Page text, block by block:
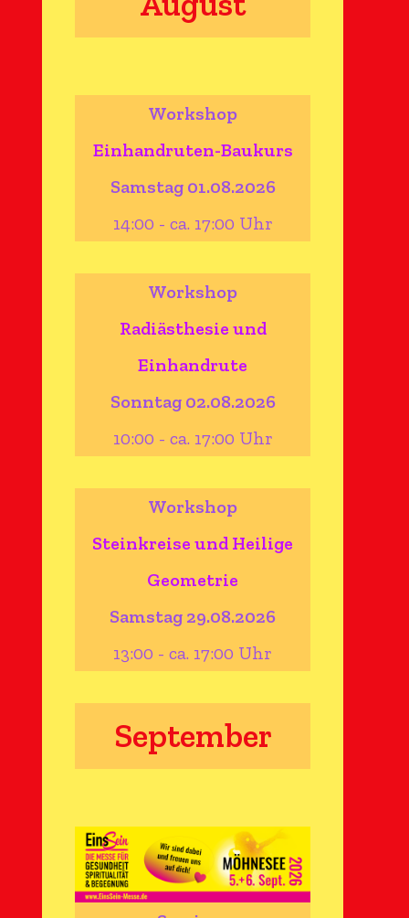
Workshop
Einhandruten-Baukurs
Samstag 01.08.2026
14:00 - ca. 17:00 Uhr
Workshop
Radiästhesie und
Einhandrute
Sonntag 02.08.2026
10:00 - ca. 17:00 Uhr
Workshop
Steinkreise und Heilige
Geometrie
Samstag 29.08.2026
13:00 - ca. 17:00 Uhr
September